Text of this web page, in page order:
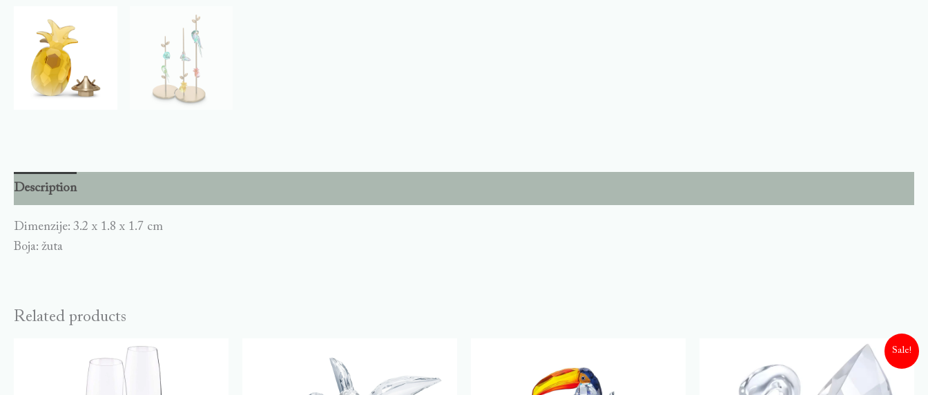
Description
Dimenzije: 3.2 x 1.8 x 1.7 cm
Boja: žuta
Related products
Sale!